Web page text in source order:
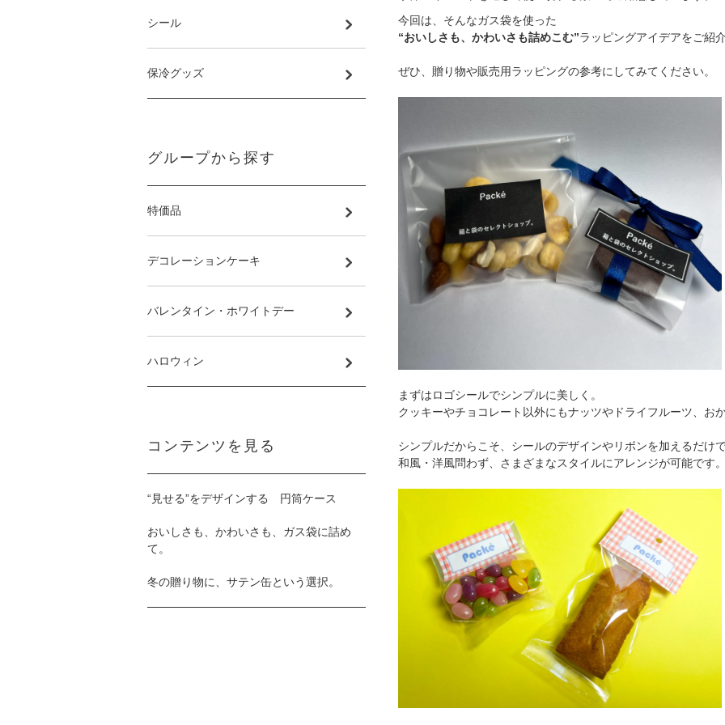
今回は、そんなガス袋を使った
“おいしさも、かわいさも詰めこむ”ラッピングアイデアをご紹介
ぜひ、贈り物や販売用ラッピングの参考にしてみてください。
まずはロゴシールでシンプルに美しく。
クッキーやチョコレート以外にもナッツやドライフルーツ、お
シンプルだからこそ、シールのデザインやリボンを加えるだけで
和風・洋風問わず、さまざまなスタイルにアレンジが可能です。
シール
保冷グッズ
グループから探す
特価品
デコレーションケーキ
バレンタイン・ホワイトデー
ハロウィン
コンテンツを見る
“見せる”をデザインする 円筒ケース
おいしさも、かわいさも、ガス袋に詰め
て。
冬の贈り物に、サテン缶という選択。